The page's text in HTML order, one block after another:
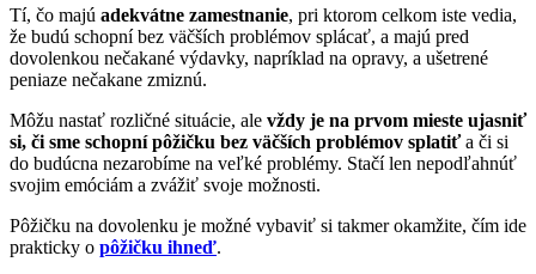
Tí, čo majú adekvátne zamestnanie, pri ktorom celkom iste vedia,
že budú schopní bez väčších problémov splácať, a majú pred
dovolenkou nečakané výdavky, napríklad na opravy, a ušetrené
peniaze nečakane zmiznú.
Môžu nastať rozličné situácie, ale vždy je na prvom mieste ujasniť
si, či sme schopní pôžičku bez väčších problémov splatiťa či si
do budúcna nezarobíme na veľké problémy. Stačí len nepodľahnúť
svojim emóciám a zvážiť svoje možnosti.
Pôžičku na dovolenku je možné vybaviť si takmer okamžite, čím ide
prakticky o pôžičku ihneď.